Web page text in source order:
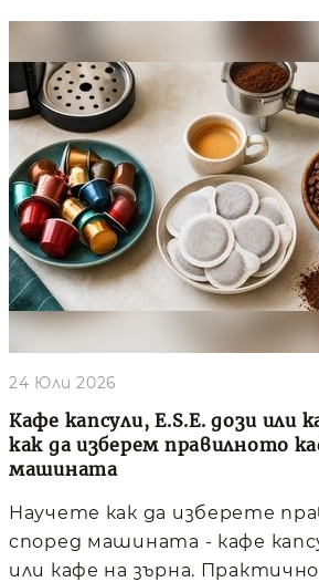
Кафе капсули, E.S.E. дози или
как да изберем правилното
машината
24 Юли 2026
Научете как да изберете
според машината - кафе
или кафе на зърна.